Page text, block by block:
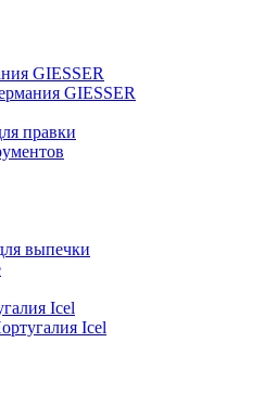
GIESSER
GIESSER
правки
выпечки
Icel
Icel